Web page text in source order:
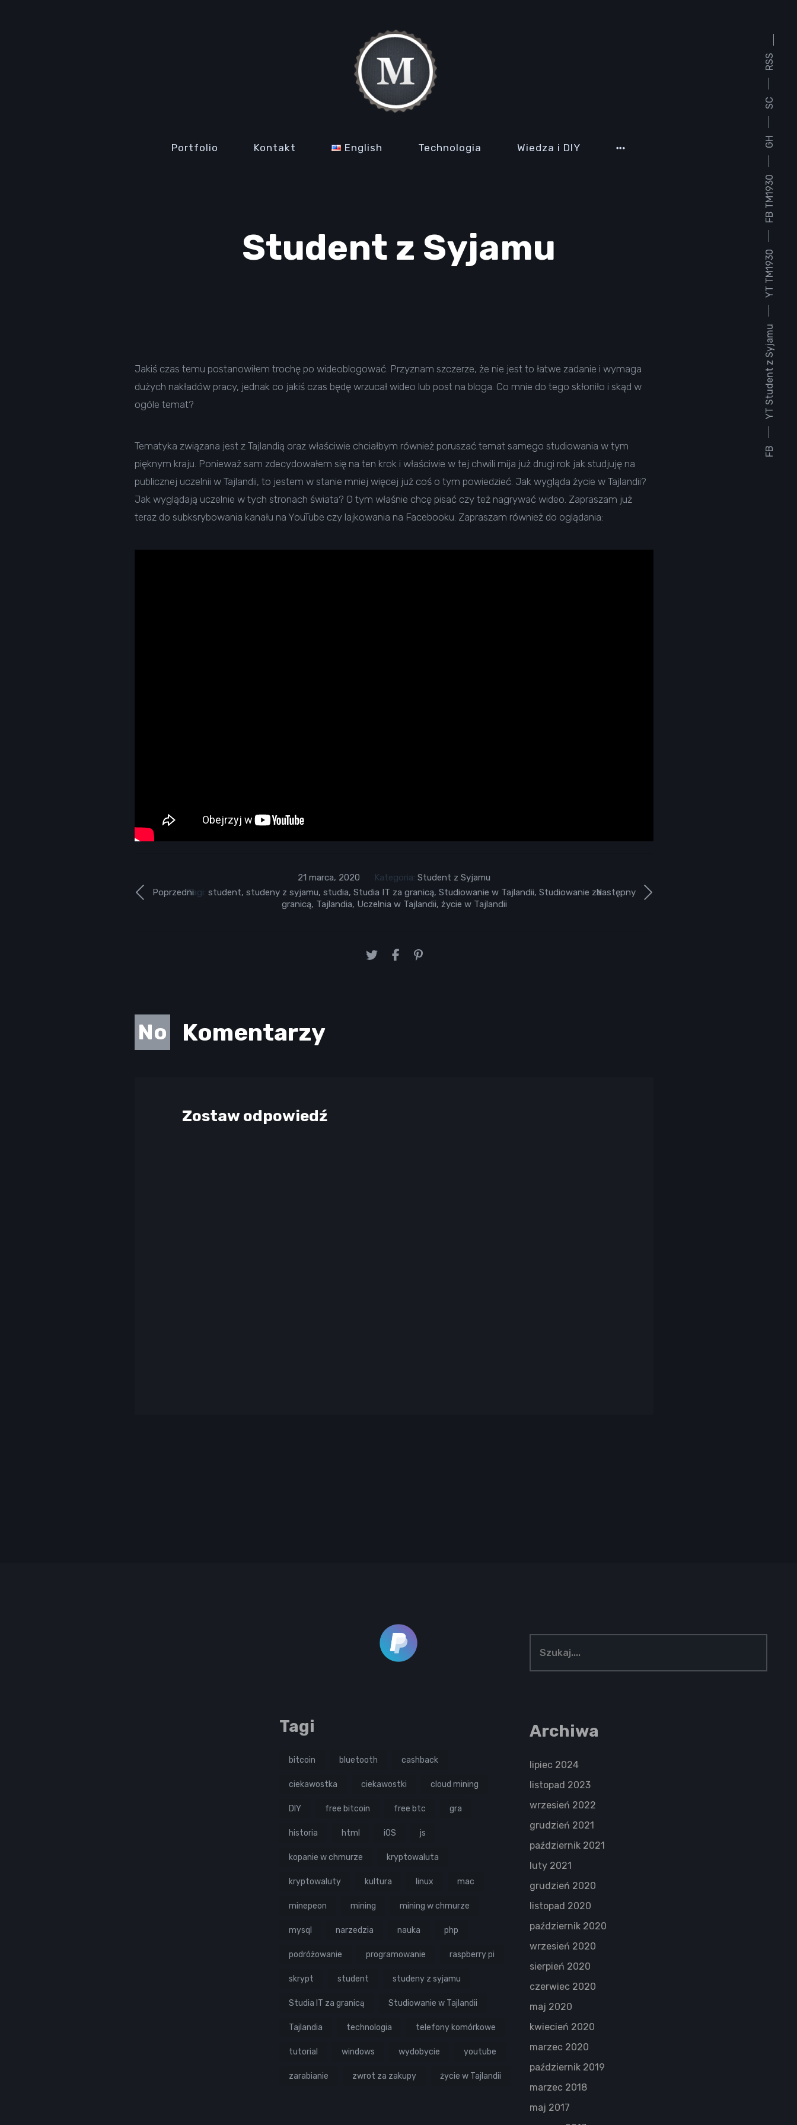
Portfolio Kontakt English Technologia Wiedza i DIY
FB
YT Student z Syjamu
YT TM1930
FB TM1930
GH
SC
RSS
Student z Syjamu
Jakiś czas temu postanowiłem trochę po wideoblogować. Przyznam szczerze, że nie jest to łatwe zadanie i wymaga
dużych nakładów pracy, jednak co jakiś czas będę wrzucał wideo lub post na bloga. Co mnie do tego skłoniło i skąd w
ogóle temat?
Tematyka związana jest z Tajlandią oraz właściwie chciałbym również poruszać temat samego studiowania w tym
pięknym kraju. Ponieważ sam zdecydowałem się na ten krok i właściwie w tej chwili mija już drugi rok jak studjuję na
publicznej uczelnii w Tajlandii, to jestem w stanie mniej więcej już coś o tym powiedzieć. Jak wygląda życie w Tajlandii?
Jak wyglądają uczelnie w tych stronach świata? O tym właśnie chcę pisać czy też nagrywać wideo. Zapraszam już
teraz do subksrybowania kanału na YouTube czy lajkowania na Facebooku. Zapraszam również do oglądania:
Następny
Poprzedni
21 marca, 2020 Kategoria: Student z Syjamu
Tagi: student, studeny z syjamu, studia, Studia IT za granicą, Studiowanie w Tajlandii, Studiowanie za
granicą, Tajlandia, Uczelnia w Tajlandii, życie w Tajlandii
No Komentarzy
Zostaw odpowiedź
Tagi
bitcoin bluetooth cashback
ciekawostka ciekawostki cloud mining
DIY free bitcoin free btc gra
historia html iOS js
kopanie w chmurze kryptowaluta
kryptowaluty kultura linux mac
minepeon mining mining w chmurze
mysql narzedzia nauka php
podróżowanie programowanie raspberry pi
skrypt student studeny z syjamu
Studia IT za granicą Studiowanie w Tajlandii
Tajlandia technologia telefony komórkowe
tutorial windows wydobycie youtube
zarabianie zwrot za zakupy życie w Tajlandii
Archiwa
lipiec 2024
listopad 2023
wrzesień 2022
grudzień 2021
październik 2021
luty 2021
grudzień 2020
listopad 2020
październik 2020
wrzesień 2020
sierpień 2020
czerwiec 2020
maj 2020
kwiecień 2020
marzec 2020
październik 2019
marzec 2018
maj 2017